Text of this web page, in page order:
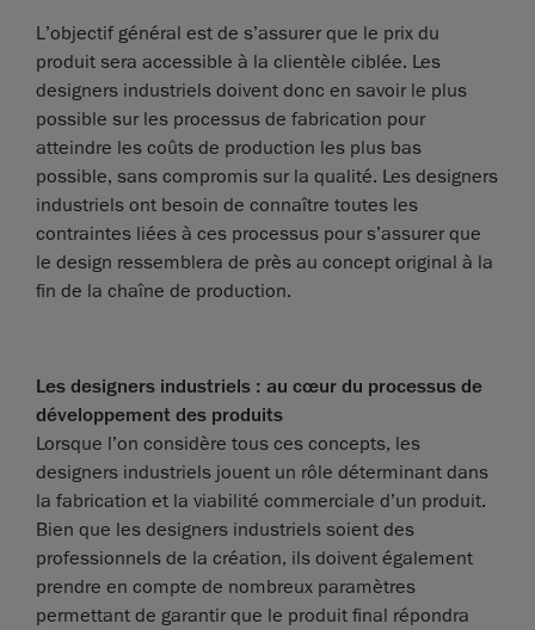
L’objectif général est de s’assurer que le prix du
produit sera accessible à la clientèle ciblée. Les
designers industriels doivent donc en savoir le plus
possible sur les processus de fabrication pour
atteindre les coûts de production les plus bas
possible, sans compromis sur la qualité. Les designers
industriels ont besoin de connaître toutes les
contraintes liées à ces processus pour s’assurer que
le design ressemblera de près au concept original à la
fin de la chaîne de production.
Les designers industriels : au cœur du processus de
développement des produits
Lorsque l’on considère tous ces concepts, les
designers industriels jouent un rôle déterminant dans
la fabrication et la viabilité commerciale d’un produit.
Bien que les designers industriels soient des
professionnels de la création, ils doivent également
prendre en compte de nombreux paramètres
permettant de garantir que le produit final répondra